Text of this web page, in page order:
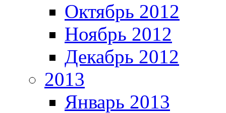
Октябрь 2012
Ноябрь 2012
Декабрь 2012
2013
Январь 2013